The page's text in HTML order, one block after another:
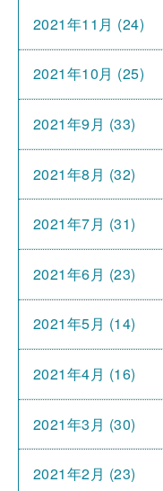
2021年11月 (24)
2021年10月 (25)
2021年9月 (33)
2021年8月 (32)
2021年7月 (31)
2021年6月 (23)
2021年5月 (14)
2021年4月 (16)
2021年3月 (30)
2021年2月 (23)